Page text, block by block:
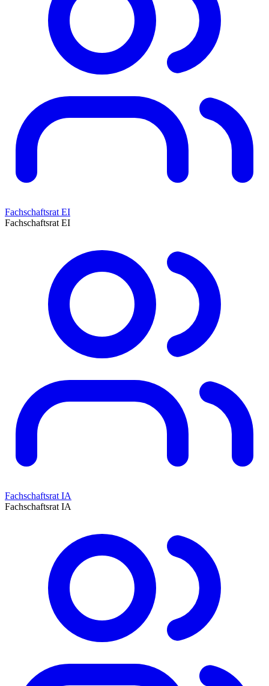
Fachschaftsrat EI
Fachschaftsrat EI
Fachschaftsrat IA
Fachschaftsrat IA